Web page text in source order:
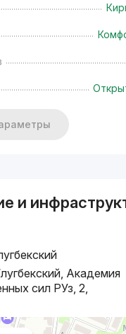
и
Академия
сил РУз, 2,